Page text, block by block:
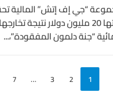
“جي إف إتش” المالية
تتجاوز قيمتها 20 مليون دولار
“جنة دلمون المفقودة”،...
1
2
3
…
7